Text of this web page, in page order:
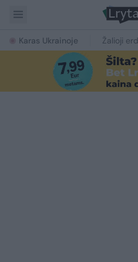
Karas Ukrainoje Žalioji